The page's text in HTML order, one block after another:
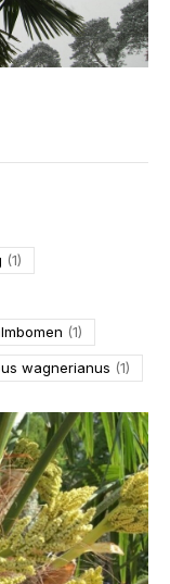
(1)
(1)
wagnerianus (1)